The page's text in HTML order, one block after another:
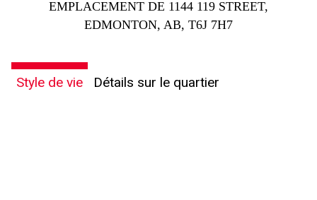
EMPLACEMENT DE 1144 119 STREET,
EDMONTON, AB, T6J 7H7
Style de vie Détails sur le quartier